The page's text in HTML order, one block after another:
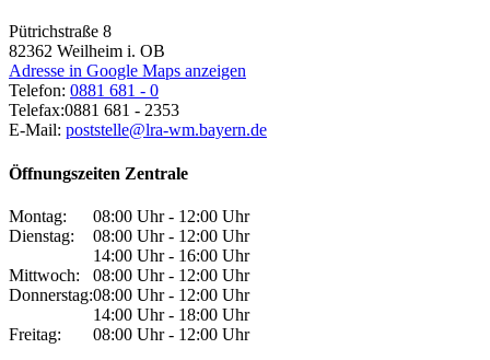
Pütrichstraße 8
82362 Weilheim i. OB
Adresse in Google Maps anzeigen
Telefon: 0881 681 - 0
Telefax:0881 681 - 2353
E-Mail: poststelle@lra-wm.bayern.de
Öffnungszeiten Zentrale
Montag:
08:00 Uhr - 12:00 Uhr
Dienstag:
08:00 Uhr - 12:00 Uhr
14:00 Uhr - 16:00 Uhr
Mittwoch:
08:00 Uhr - 12:00 Uhr
Donnerstag:08:00 Uhr - 12:00 Uhr
14:00 Uhr - 18:00 Uhr
Freitag:
08:00 Uhr - 12:00 Uhr